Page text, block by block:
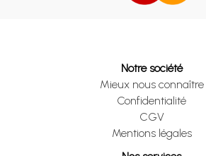
Notre société
Mieux nous connaître
Confidentialité
CGV
Mentions légales